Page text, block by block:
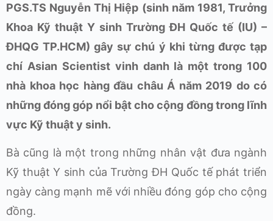
PGS.TS Nguyễn Thị Hiệp (sinh năm 1981, Trưởng
Khoa Kỹ thuật Y sinh Trường ĐH Quốc tế (IU) –
ĐHQG TP.HCM) gây sự chú ý khi từng được tạp
chí Asian Scientist vinh danh là một trong 100
nhà khoa học hàng đầu châu Á năm 2019 do có
những đóng góp nổi bật cho cộng đồng trong lĩnh
vực Kỹ thuật y sinh.
Bà cũng là một trong những nhân vật đưa ngành
Kỹ thuật Y sinh của Trường ĐH Quốc tế phát triển
ngày càng mạnh mẽ với nhiều đóng góp cho cộng
đồng.